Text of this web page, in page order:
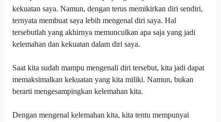
kekuatan saya. Namun, dengan terus memikirkan diri sendiri,
ternyata membuat saya lebih mengenal diri saya. Hal
tersebutlah yang akhirnya memunculkan apa saja yang jadi
kelemahan dan kekuatan dalam diri saya.
Saat kita sudah mampu mengenali diri tersebut, kita jadi dapat
memaksimalkan kekuatan yang kita miliki. Namun, bukan
berarti mengesampingkan kelemahan kita.
Dengan mengenal kelemahan kita, kita tentu mempunyai